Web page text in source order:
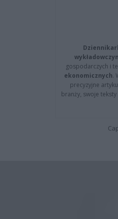
gospodarczych i
ekonomicznych.
precyzyjne
branży, swoje